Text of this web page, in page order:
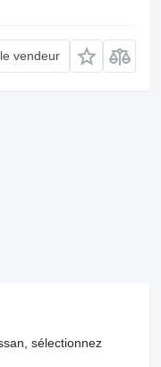
vendeur
sélectionnez